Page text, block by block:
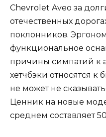
Chevrolet Aveo за
отечественных
поклонников.
функциональное
причины симпатий к
хетчбэки относятся к
не может не
Ценник на новые
среднем составляет